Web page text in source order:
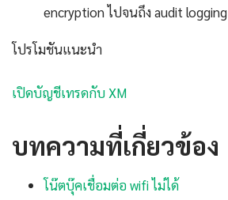
encryption ไปจนถึง audit logging
โปรโมชันแนะนำ
เปิดบัญชีเทรดกับ XM
บทความที่เกี่ยวข้อง
โน๊ตบุ๊คเชื่อมต่อ wifi ไม่ได้